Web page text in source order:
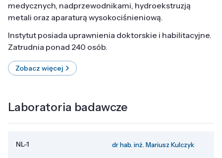
medycznych, nadprzewodnikami, hydroekstruzją
metali oraz aparaturą wysokociśnieniową.
Instytut posiada uprawnienia doktorskie i habilitacyjne.
Zatrudnia ponad 240 osób.
Zobacz więcej
Laboratoria badawcze
NL-1 dr hab. inż. Mariusz Kulczyk